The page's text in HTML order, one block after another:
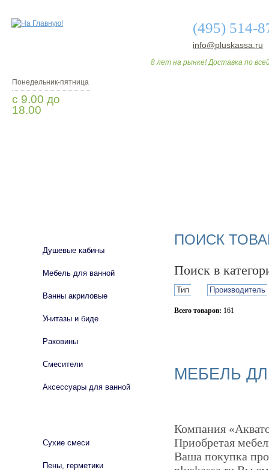
(495) 514-
info@pluskassa.ru
8 лет на рынке! Доставка по
Понедельник-пятница
с 9.00 до
18.00
ПОИСК
Поиск в
Тип Производитель
Всего товаров: 161
МЕБЕЛЬ
Компания
Приобретая
Ваша покупка
Душевые кабины
Мебель для ванной
Ванны акриловые
Унитазы и биде
Раковины
Смесители
Аксессуары для ванной
Сухие смеси
Пены, герметики